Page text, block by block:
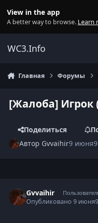
View in the app
A better way to browse. Learn
WC3.Info
Главная Форумы
[Жалоба] Игрок
Поделиться
Автор Gvvaihir9 июня
Gvvaihir
Опубликовано9 июня